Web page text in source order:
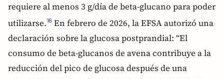
requiere al menos 3 g/día de beta-glucano para poder
utilizarse.16 En febrero de 2026, la EFSA autorizó una
declaración sobre la glucosa postprandial: “El
consumo de beta-glucanos de avena contribuye a la
reducción del pico de glucosa después de una